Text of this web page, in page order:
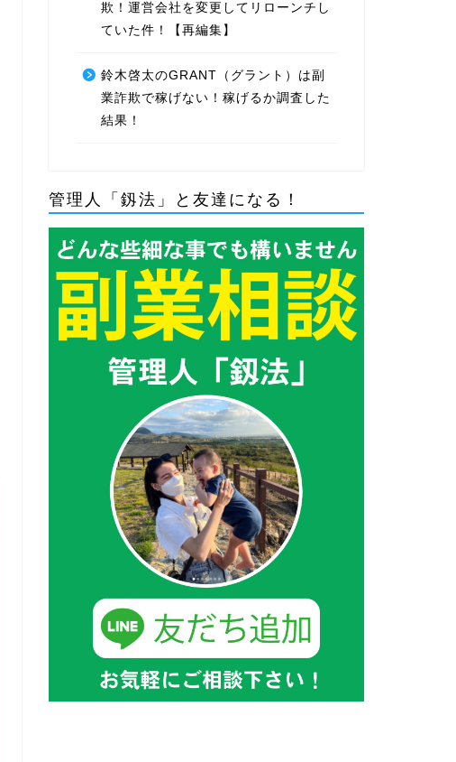
欺！運営会社を変更してリローンチし
ていた件！【再編集】
鈴木啓太のGRANT（グラント）は副
業詐欺で稼げない！稼げるか調査した
結果！
管理人「釼法」と友達になる！